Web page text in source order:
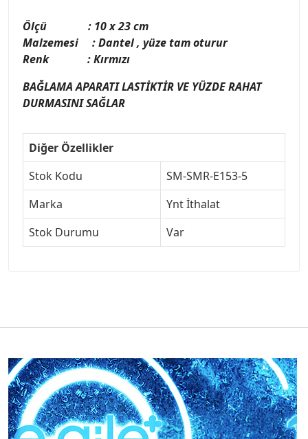
Ölçü : 10 x 23 cm
Malzemesi : Dantel , yüze tam oturur
Renk : Kırmızı
BAĞLAMA APARATI LASTİKTİR VE YÜZDE RAHAT
DURMASINI SAĞLAR
Diğer Özellikler
Stok Kodu
SM-SMR-E153-5
Marka
Ynt İthalat
Stok Durumu
Var